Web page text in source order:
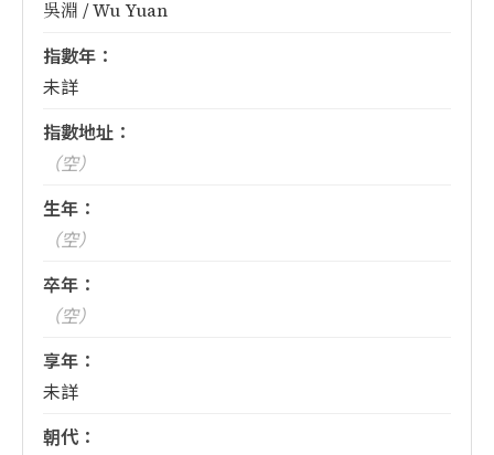
吳淵 / Wu Yuan
指數年：
未詳
指數地址：
（空）
生年：
（空）
卒年：
（空）
享年：
未詳
朝代：